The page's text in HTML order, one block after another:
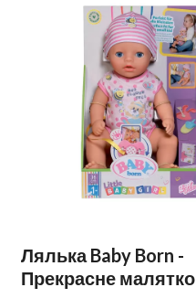
Лялька Baby Born -
Прекрасне малятко